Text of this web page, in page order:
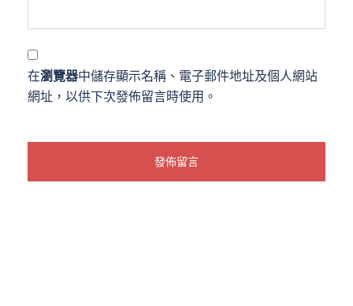
在瀏覽器中儲存顯示名稱、電子郵件地址及個人網站
網址，以供下次發佈留言時使用。